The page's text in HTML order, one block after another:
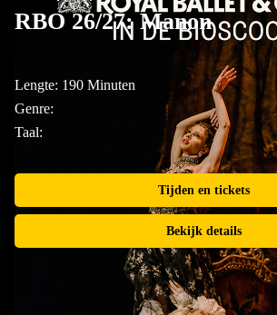
RBO 26/27: Manon
Lengte: 190 Minuten
Genre:
Taal:
Tijden en tickets
Bekijk details